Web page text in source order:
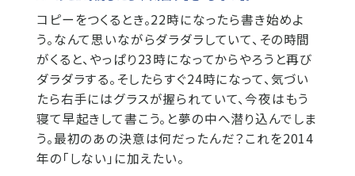
コピーをつくるとき。22時になったら書き始めよ
う。なんて思いながらダラダラしていて、その時間
がくると、やっぱり23時になってからやろうと再び
ダラダラする。そしたらすぐ24時になって、気づい
たら右手にはグラスが握られていて、今夜はもう
寝て早起きして書こう。と夢の中へ潜り込んでしま
う。最初のあの決意は何だったんだ？これを2014
年の「しない」に加えたい。